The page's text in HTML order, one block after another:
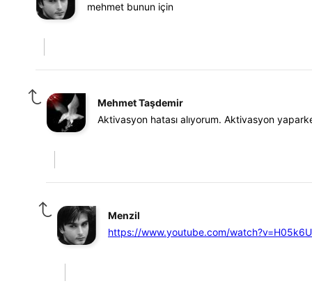
mehmet bunun için
Mehmet Taşdemir
Aktivasyon hatası alıyorum. Aktivasyon
Menzil
https://www.youtube.com/